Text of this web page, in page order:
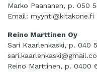
Marko Paananen, p. 050
Email: myynti@kitakone.fi
Reino Marttinen Oy
Sari Kaarlenkaski, p. 040
Reino Marttinen, p. 0400